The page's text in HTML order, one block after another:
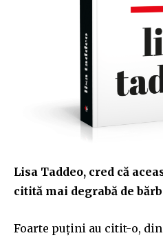
Lisa Taddeo, cred că
citită mai degrabă de
Foarte puțini au citit-o,